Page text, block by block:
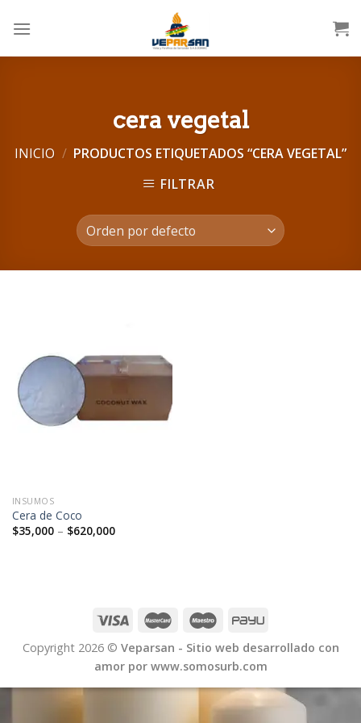
cera vegetal
INICIO / PRODUCTOS ETIQUETADOS “CERA VEGETAL”
FILTRAR
INSUMOS
Cera de Coco
$35,000– $620,000
Copyright 2026 © Veparsan - Sitio web desarrollado con
amor por www.somosurb.com